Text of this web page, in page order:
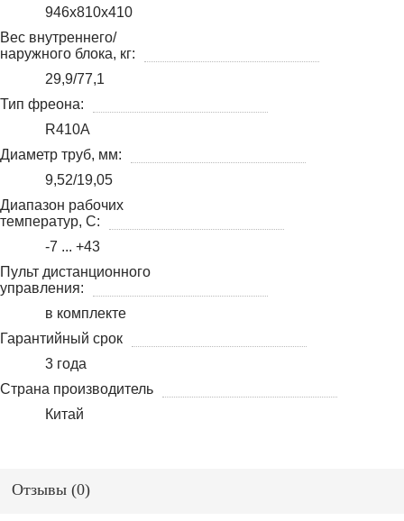
946х810х410
Вес внутреннего/
наружного блока, кг:
29,9/77,1
Тип фреона:
R410A
Диаметр труб, мм:
9,52/19,05
Диапазон рабочих
температур, С:
-7 ... +43
Пульт дистанционного
управления:
в комплекте
Гарантийный срок
3 года
Страна производитель
Китай
Отзывы (0)